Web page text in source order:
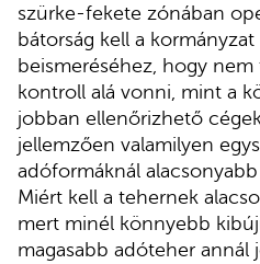
szürke-fekete zónában
bátorság kell a
beismeréséhez, hogy
kontroll alá vonni, mint a
jobban ellenőrizhető
jellemzően valamilyen
adóformáknál
Miért kell a tehernek
mert minél könnyebb
magasabb adóteher